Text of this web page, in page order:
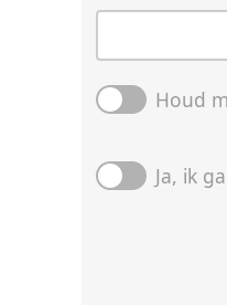
Houd
Ja, ik